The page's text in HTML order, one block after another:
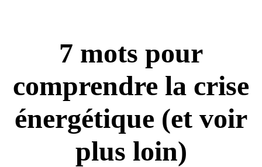
7 mots pour
comprendre la crise
énergétique (et voir
plus loin)